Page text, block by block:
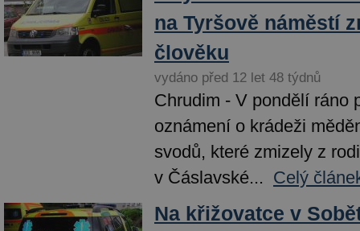
na Tyršově náměstí
člověku
vydáno před 12 let 48 týdnů
Chrudim - V pondělí ráno
oznámení o krádeži
svodů, které zmizely z
v Čáslavské... Celý
Na křižovatce v